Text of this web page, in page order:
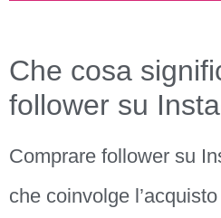
Che cosa
follower su
Comprare follower su
che coinvolge